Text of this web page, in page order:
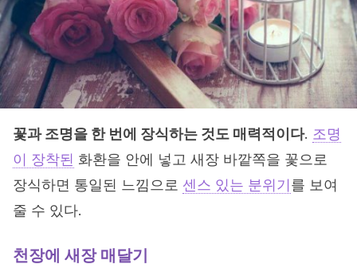
꽃과 조명을 한 번에 장식하는 것도 매력적이다. 조명
이 장착된 화환을 안에 넣고 새장 바깥쪽을 꽃으로
장식하면 통일된 느낌으로 센스 있는 분위기를 보여
줄 수 있다.
천장에 새장 매달기